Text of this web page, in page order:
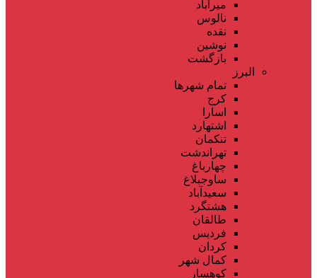
میرآباد
نالوس
نقده
نوشین
بازگشت
البرز
تمام شهر‌ها
کرج
اسارا
اشتهارد
تنکمان
تهراندشت
چهارباغ
ساوجبلاغ
سعیدآباد
هشتگرد
طالقان
فردیس
کردان
کمال شهر
کوهسار